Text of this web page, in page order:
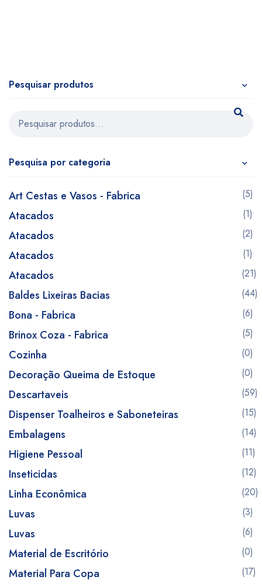
Pesquisar produtos
Pesquisa por categoria
Art Cestas e Vasos - Fabrica (5)
Atacados (1)
Atacados (2)
Atacados (1)
Atacados (21)
Baldes Lixeiras Bacias (44)
Bona - Fabrica (6)
Brinox Coza - Fabrica (5)
Cozinha (0)
Decoração Queima de Estoque (0)
Descartaveis (59)
Dispenser Toalheiros e Saboneteiras (15)
Embalagens (14)
Higiene Pessoal (11)
Inseticidas (12)
Linha Econômica (20)
Luvas (3)
Luvas (6)
Material de Escritório (0)
Material Para Copa (17)